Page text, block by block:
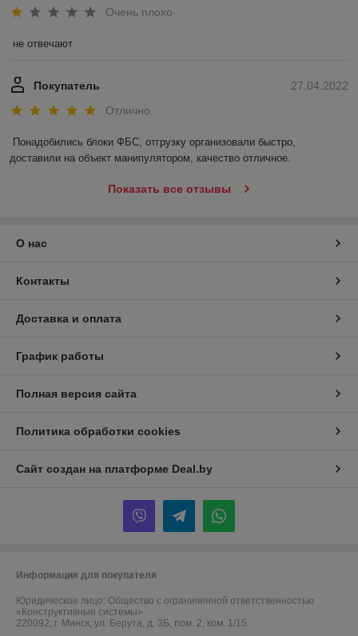
Очень плохо
не отвечают
27.04.2022
Покупатель
Отлично
Понадобились блоки ФБС, отгрузку организовали быстро,
доставили на объект манипулятором, качество отличное.
Показать все отзывы
О нас
Контакты
Доставка и оплата
График работы
Полная версия сайта
Политика обработки cookies
Сайт создан на платформе Deal.by
Информация для покупателя
Юридическое лицо: Общество с ограниченной ответственностью
«Конструктивные системы»
220092, г. Минск, ул. Берута, д. 3Б, пом. 2, ком. 1/15